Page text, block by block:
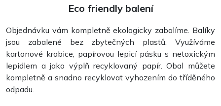
Eco friendly balení
Objednávku vám kompletně ekologicky zabalíme. Balíky
jsou zabalené bez zbytečných plastů. Využíváme
kartonové krabice, papírovou lepicí pásku s netoxickým
lepidlem a jako výplň recyklovaný papír. Obal můžete
kompletně a snadno recyklovat vyhozením do tříděného
odpadu.